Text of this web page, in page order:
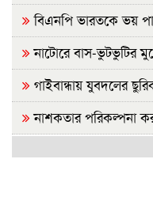
বিএনপি ভারতকে ভয়
নাটোরে বাস-ভুটভুটির
গাইবান্ধায় যুবদলের
নাশকতার পরিকল্পনা
ভারতে যেভাবে দিন